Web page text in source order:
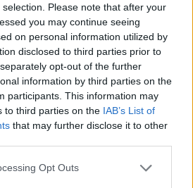
Please note that after your
you may continue seeing
on personal information utilized by
disclosed to third parties prior to
opt-out of the further
information by third parties on the
participants. This information may
to third parties on the IAB’s List of
that may further disclose it to other
Opt Outs